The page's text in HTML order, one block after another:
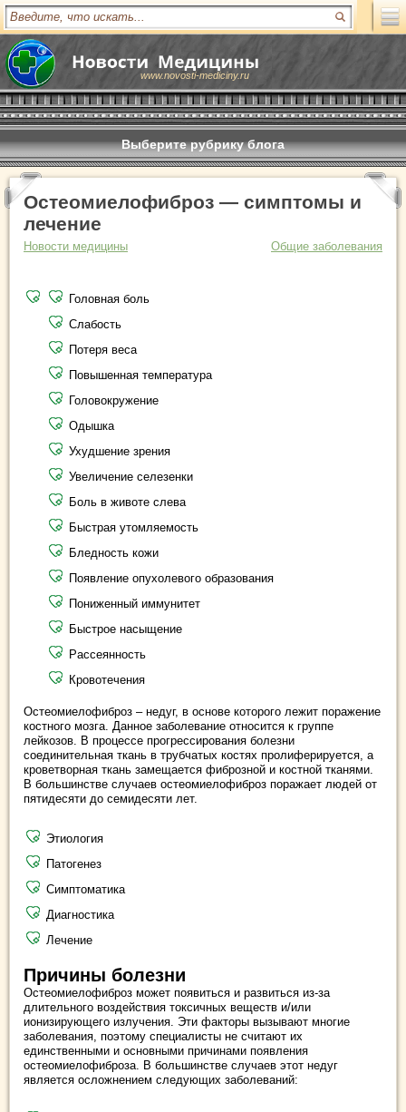
www.novosti-mediciny.ru
Выберите рубрику блога
Остеомиелофиброз — симптомы и
лечение
Новости медицины Общие заболевания
Головная боль
Слабость
Потеря веса
Повышенная температура
Головокружение
Одышка
Ухудшение зрения
Увеличение селезенки
Боль в животе слева
Быстрая утомляемость
Бледность кожи
Появление опухолевого образования
Пониженный иммунитет
Быстрое насыщение
Рассеянность
Кровотечения
Остеомиелофиброз – недуг, в основе которого лежит поражение
костного мозга. Данное заболевание относится к группе
лейкозов. В процессе прогрессирования болезни
соединительная ткань в трубчатых костях пролиферируется, а
кроветворная ткань замещается фиброзной и костной тканями.
В большинстве случаев остеомиелофиброз поражает людей от
пятидесяти до семидесяти лет.
Этиология
Патогенез
Симптоматика
Диагностика
Лечение
Причины болезни
Остеомиелофиброз может появиться и развиться из-за
длительного воздействия токсичных веществ и/или
ионизирующего излучения. Эти факторы вызывают многие
заболевания, поэтому специалисты не считают их
единственными и основными причинами появления
остеомиелофиброза. В большинстве случаев этот недуг
является осложнением следующих заболеваний: